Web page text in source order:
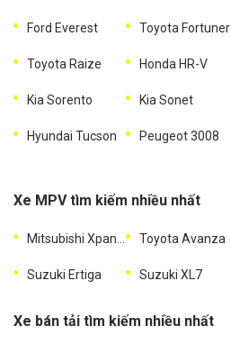
Ford Everest Toyota Fortuner
Toyota Raize Honda HR-V
Kia Sorento Kia Sonet
Hyundai Tucson Peugeot 3008
Xe MPV tìm kiếm nhiều nhất
Toyota Avanza
Suzuki Ertiga Suzuki XL7
Xe bán tải tìm kiếm nhiều nhất